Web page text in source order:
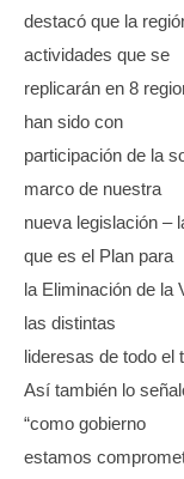
destacó que la
actividades que se
replicarán en 8
han sido con
participación de la
marco de nuestra
nueva legislación –
que es el Plan para
la Eliminación de la
las distintas
lideresas de todo el
Así también lo
“como gobierno
estamos